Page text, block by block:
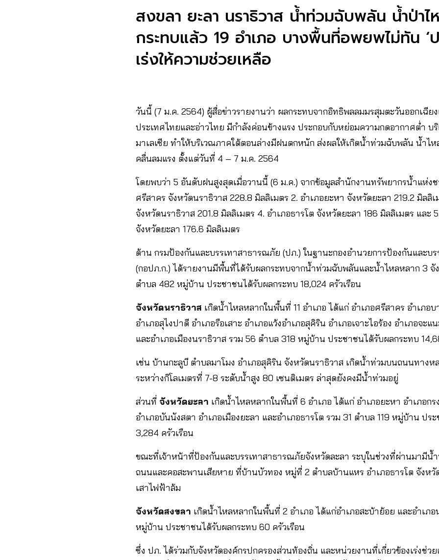
สงขลา ยะลา นราธิวาส น้ำท่วมฉับพลัน น้ำป่าไ
กระทบแล้ว 19 อำเภอ บางพื้นที่อพยพไม่ทัน ‘
เร่งให้ความช่วยเหลือ
วันนี้ (7 ม.ค. 2564) ผู้สื่อข่าวรายงานว่า ผลกระทบจากอิทธิพลลมมรสุมตะวันออกเฉีย
ประเทศไทยและอ่าวไทย มีกำลังค่อนข้างแรง ประกอบกับหย่อมความกดอากาศต่ำ บ
มาเลเซีย ทำให้บริเวณภาคใต้ตอนล่างมีฝนตกหนัก ส่งผลให้เกิดน้ำท่วมฉับพลัน น้ำไ
คลื่นลมแรง ตั้งแต่วันที่ 4 – 7 ม.ค. 2564
โดยพบว่า 5 อันดับฝนสูงสุดเมื่อวานนี้ (6 ม.ค.) จากข้อมูลสำนักงานทรัพยากรน้ำแห่งช
ศรีสาคร จังหวัดนราธิวาส 228.8 มิลลิเมตร 2. อำเภอยะหา จังหวัดยะลา 219.2 มิลลิ
จังหวัดนราธิวาส 201.8 มิลลิเมตร 4. อำเภอธารโต จังหวัดยะลา 186 มิลลิเมตร และ
จังหวัดยะลา 176.6 มิลลิเมตร
ด้าน กรมป้องกันและบรรเทาสาธารณภัย (ปภ.) ในฐานะกองอำนวยการป้องกันและบ
(กอปภ.ก.) ได้รายงานมีพื้นที่ได้รับผลกระทบจากน้ำท่วมฉับพลันและน้ำไหลหลาก 3 จั
ตำบล 482 หมู่บ้าน ประชาชนได้รับผลกระทบ 18,024 ครัวเรือน
จังหวัดนราธิวาส เกิดน้ำไหลหลากในพื้นที่ 11 อำเภอ ได้แก่ อำเภอศรีสาคร อำเภอบ
อำเภอสุไงปาดี อำเภอรือเสาะ อำเภอแว้งอำเภอสุคิริน อำเภอเจาะไอร้อง อำเภอจะแ
และอำเภอเมืองนราธิวาส รวม 56 ตำบล 318 หมู่บ้าน ประชาชนได้รับผลกระทบ
เช่น บ้านกะลูบี ตำบลมาโมง อำเภอสุคิริน จังหวัดนราธิวาส เกิดน้ำท่วมบนถนนทางห
ระหว่างกิโลเมตรที่ 7-8 ระดับน้ำสูง 80 เซนติเมตร ล่าสุดยังคงมีน้ำท่วมอยู่
ส่วนที่ จังหวัดยะลา เกิดน้ำไหลหลากในพื้นที่ 6 อำเภอ ได้แก่ อำเภอยะหา อำเภอกร
อำเภอบันนังสตา อำเภอเมืองยะลา และอำเภอธารโต รวม 31 ตำบล 119 หมู่บ้าน ปร
3,284 ครัวเรือน
ขณะที่เจ้าหน้าที่ป้องกันและบรรเทาสาธารณภัยจังหวัดละลา ระบุในช่วงที่ผ่านมามีน้
ถนนและคอสะพานเสียหาย ที่บ้านบัวทอง หมู่ที่ 2 ตำบลบ้านแหร อำเภอธารโต จังห
เสาไฟฟ้าล้ม
จังหวัดสงขลา เกิดน้ำไหลหลากในพื้นที่ 2 อำเภอ ได้แก่อำเภอสะบ้าย้อย และอำเภอ
หมู่บ้าน ประชาชนได้รับผลกระทบ 60 ครัวเรือน
ซึ่ง ปภ. ได้ร่วมกับจังหวัดองค์กรปกครองส่วนท้องถิ่น และหน่วยงานที่เกี่ยวข้องเร่งช่ว